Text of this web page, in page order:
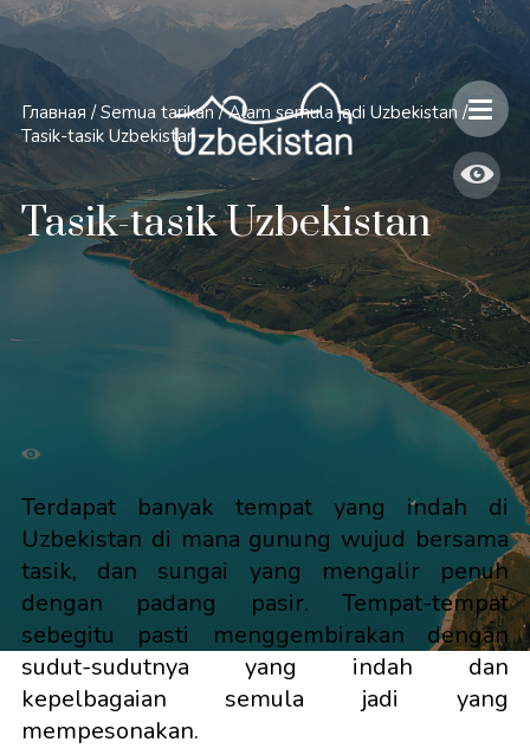
Главная / Semua tarikan / Alam semula jadi Uzbekistan /
Tasik-tasik Uzbekistan
Tasik-tasik Uzbekistan
Terdapat banyak tempat yang indah di
Uzbekistan di mana gunung wujud bersama
tasik, dan sungai yang mengalir penuh
dengan padang pasir. Tempat-tempat
sebegitu pasti menggembirakan dengan
sudut-sudutnya yang indah dan
kepelbagaian semula jadi yang
mempesonakan.